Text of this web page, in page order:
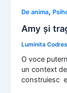
De anima,
Amy și
Luminita
O voce
un context
construiesc